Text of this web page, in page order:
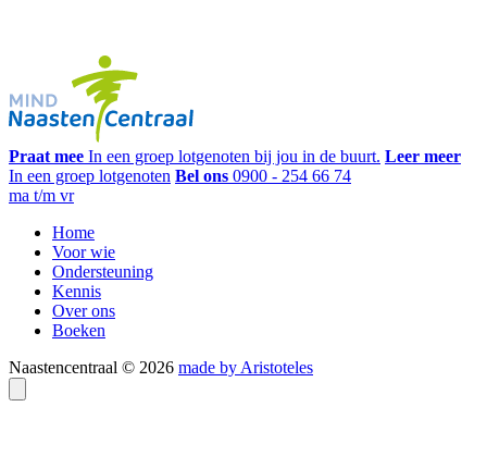
Praat mee In een groep lotgenoten bij jou in de buurt. Leer meer
In een groep lotgenoten Bel ons 0900 - 254 66 74
ma t/m vr
Home
Voor wie
Ondersteuning
Kennis
Over ons
Boeken
Naastencentraal © 2026 made by Aristoteles